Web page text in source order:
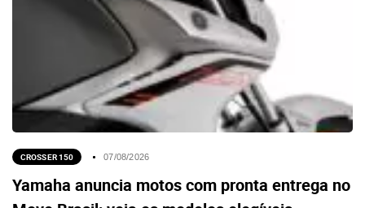
CROSSER 150 07/08/2026
Yamaha anuncia motos com pronta entrega no